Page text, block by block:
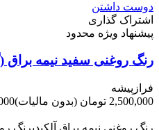
دوست داشتن
اشتراک گذاری
پیشنهاد ویژه محدود
رنگ روغنی سفید نیمه براق (گالن) 4 کیلویی
فرازپیشه
2,500,000 تومان
(بدون مالیات)
رنگ روغنی نیمه براق آلکیدیرنگ